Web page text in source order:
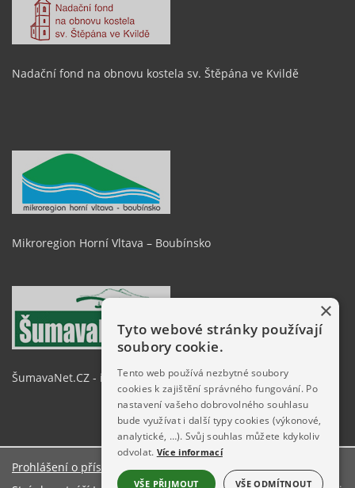
Nadační fond na obnovu kostela sv. Štěpána ve Kvildě
Mikroregion Horní Vltava – Boubínsko
ŠumavaNet.CZ - informace o regionu
Prohlášení o přístupnosti
O stránkách
×
Tyto webové stránky používají
soubory cookie.
Tento web používá nezbytné soubory
cookies k zajištění správného fungování. Po
nastavení vašeho dobrovolného souhlasu
bude využívat i další typy cookies (výkonové,
analytické, …). Svůj souhlas můžete kdykoliv
odvolat. Více informací
VŠE PŘIJMOUT VŠE ODMÍTNOUT